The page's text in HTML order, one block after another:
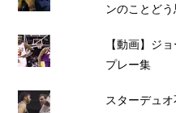
ンのことど
【動画】ジ
プレー集
スターデュ